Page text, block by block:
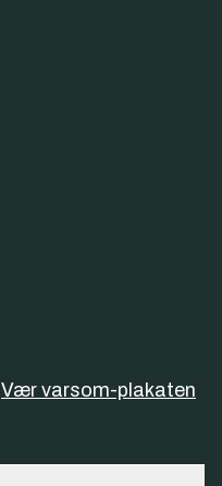
Vær varsom-plakaten